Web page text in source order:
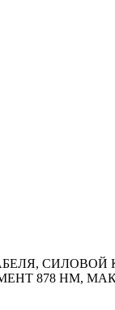
СИЛОВОЙ
878 HM,